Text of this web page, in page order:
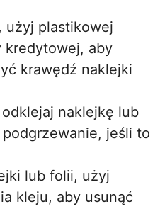
użyj plastikowej
kredytowej, aby
krawędź naklejki
naklejkę lub
jeśli to
lub folii, użyj
kleju, aby usunąć